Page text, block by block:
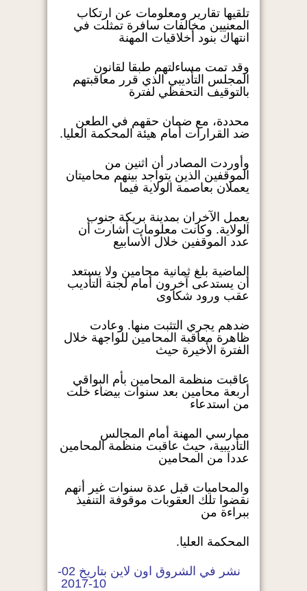
تلقيها تقارير ومعلومات عن ارتكاب
المعنيين مخالفات سافرة تمثلت في
انتهاك بنود أخلاقيات المهنة
وقد تمت مساءلتهم طبقا لقانون
المجلس التأديبي الذي قرر معاقبتهم
بالتوقيف التحفظي لفترة
محددة، مع ضمان حقهم في الطعن
ضد القرارات أمام هيئة المحكمة العليا.
وأوردت المصادر أن اثنين من
الموقفين الذين يتواجد بينهم محاميتان
يعملان بعاصمة الولاية فيما
يعمل الآخران بمدينة بريكة جنوب
الولاية. وكانت معلومات أشارت أن
عدد الموقفين خلال الأسابيع
الماضية بلغ ثمانية محامين ولا يستعد
أن يستدعى آخرون أمام لجنة التأديب
عقب ورود شكاوى
ضدهم يجري التثبت منها. وعادت
ظاهرة معاقبة المحامين للواجهة خلال
الفترة الأخيرة حيث
عاقبت منظمة المحامين بأم البواقي
أربعة محامين بعد سنوات بيضاء خلت
من استدعاء
ممارسي المهنة أمام المجالس
التأديبية، حيث عاقبت منظمة المحامين
عددا من المحامين
والمحاميات قبل عدة سنوات غير أنهم
نقضوا تلك العقوبات موقوفة التنفيذ
ببراءة من
المحكمة العليا.
نشر في الشروق اون لاين بتاريخ 02-
10-2017